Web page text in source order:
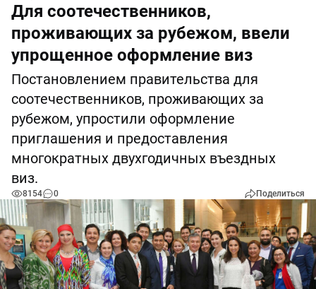
Для соотечественников,
проживающих за рубежом, ввели
упрощенное оформление виз
Постановлением правительства для
соотечественников, проживающих за
рубежом, упростили оформление
приглашения и предоставления
многократных двухгодичных въездных
виз.
8154 0 Поделиться